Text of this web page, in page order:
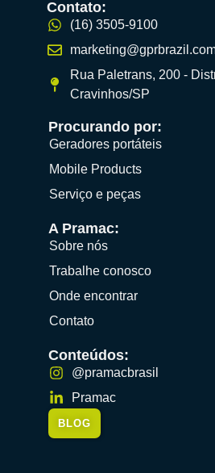
Contato:
(16) 3505-9100
Rua Paletrans, 200 -
Cravinhos/SP
Procurando por:
Geradores portáteis
Mobile Products
Serviço e peças
A Pramac:
Sobre nós
Trabalhe conosco
Onde encontrar
Contato
Conteúdos:
@pramacbrasil
Pramac
BLOG